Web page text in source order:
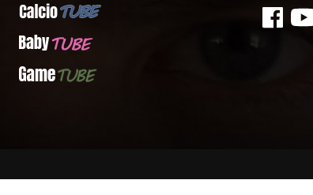
CalcioTUBE
BabyTUBE
GameTUBE